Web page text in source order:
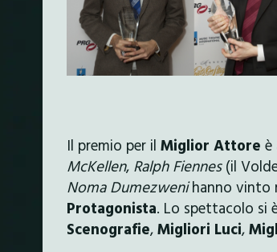
Il premio per il Miglior Attore è
McKellen, Ralph Fiennes(il
Noma Dumezwenihanno vinto
Protagonista. Lo spettacolo si
Scenografie,Migliori Luci,